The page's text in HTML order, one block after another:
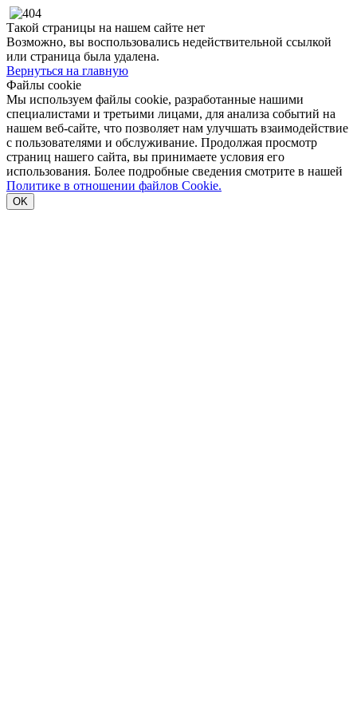
Такой страницы на нашем сайте нет
Возможно, вы воспользовались недействительной ссылкой
или страница была удалена.
Вернуться на главную
Файлы cookie
Мы используем файлы cookie, разработанные нашими
специалистами и третьими лицами, для анализа событий на
нашем веб-сайте, что позволяет нам улучшать взаимодействие
с пользователями и обслуживание. Продолжая просмотр
страниц нашего сайта, вы принимаете условия его
использования. Более подробные сведения смотрите в нашей
Политике в отношении файлов Cookie.
OK